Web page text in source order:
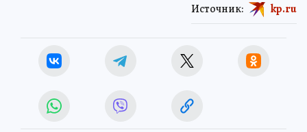
Источник: kp.ru